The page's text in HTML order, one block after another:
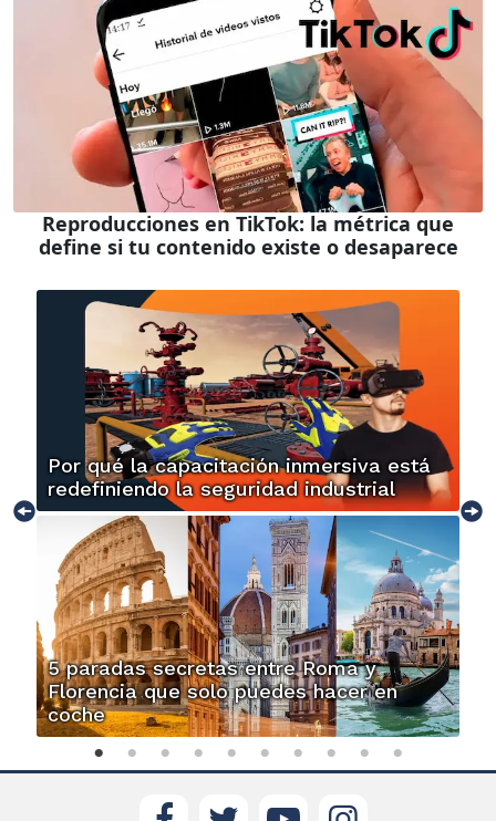
Reproducciones en TikTok: la métrica que
define si tu contenido existe o desaparece
Por qué la capacitación inmersiva está
redefiniendo la seguridad industrial
5 paradas secretas entre Roma y
Florencia que solo puedes hacer en
coche